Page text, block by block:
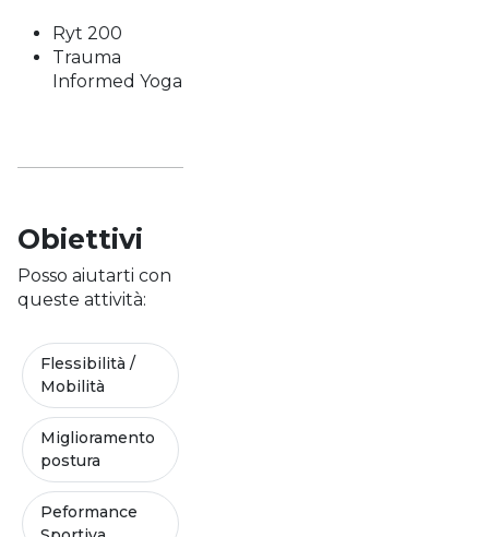
Ryt 200
Trauma
Informed Yoga
Obiettivi
Posso aiutarti con
queste attività:
Flessibilità /
Mobilità
Miglioramento
postura
Peformance